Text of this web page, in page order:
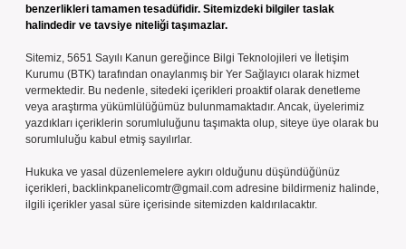
benzerlikleri tamamen tesadüfidir. Sitemizdeki bilgiler taslak
halindedir ve tavsiye niteliği taşımazlar.
Sitemiz, 5651 Sayılı Kanun gereğince Bilgi Teknolojileri ve İletişim
Kurumu (BTK) tarafından onaylanmış bir Yer Sağlayıcı olarak hizmet
vermektedir. Bu nedenle, sitedeki içerikleri proaktif olarak denetleme
veya araştırma yükümlülüğümüz bulunmamaktadır. Ancak, üyelerimiz
yazdıkları içeriklerin sorumluluğunu taşımakta olup, siteye üye olarak bu
sorumluluğu kabul etmiş sayılırlar.
Hukuka ve yasal düzenlemelere aykırı olduğunu düşündüğünüz
içerikleri, backlinkpanelicomtr@gmail.com adresine bildirmeniz halinde,
ilgili içerikler yasal süre içerisinde sitemizden kaldırılacaktır.